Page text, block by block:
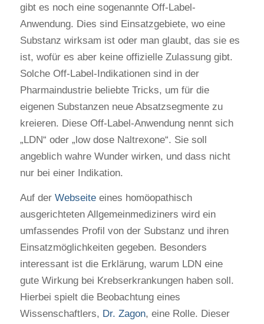
gibt es noch eine sogenannte Off-Label-
Anwendung. Dies sind Einsatzgebiete, wo eine
Substanz wirksam ist oder man glaubt, das sie es
ist, wofür es aber keine offizielle Zulassung gibt.
Solche Off-Label-Indikationen sind in der
Pharmaindustrie beliebte Tricks, um für die
eigenen Substanzen neue Absatzsegmente zu
kreieren. Diese Off-Label-Anwendung nennt sich
„LDN“ oder „low dose Naltrexone“. Sie soll
angeblich wahre Wunder wirken, und dass nicht
nur bei einer Indikation.
Auf der Webseiteeines homöopathisch
ausgerichteten Allgemeinmediziners wird ein
umfassendes Profil von der Substanz und ihren
Einsatzmöglichkeiten gegeben. Besonders
interessant ist die Erklärung, warum LDN eine
gute Wirkung bei Krebserkrankungen haben soll.
Hierbei spielt die Beobachtung eines
Wissenschaftlers, Dr. Zagon, eine Rolle. Dieser